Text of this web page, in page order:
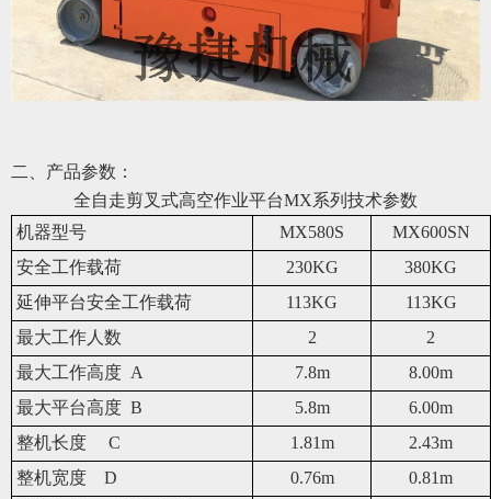
二、产品参数：
全自走剪叉式高空作业平台MX系列技术参数
机器型号
MX580S
MX600SN
安全工作载荷
230KG
380KG
延伸平台安全工作载荷
113KG
113KG
最大工作人数
2
2
最大工作高度 A 7.8m
8.00m
最大平台高度 B 5.8m
6.00m
整机长度
C 1.81m
2.43m
整机宽度 D
0.76m
0.81m